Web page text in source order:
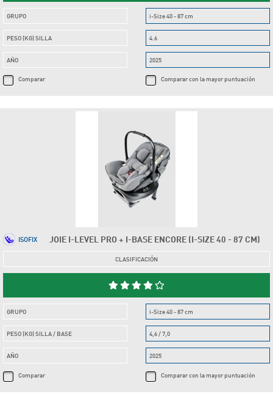
GRUPO
PESO (KG) SILLA
AÑO
Comparar
i-Size 40 - 87 cm
4.6
2025
Comparar con la mayor puntuación
JOIE I-LEVEL PRO + I-BASE ENCORE (I-SIZE 40 - 87 CM)
ISOFIX
CLASIFICACIÓN
GRUPO
PESO (KG) SILLA / BASE
AÑO
Comparar
i-Size 40 - 87 cm
4,6 / 7,0
2025
Comparar con la mayor puntuación